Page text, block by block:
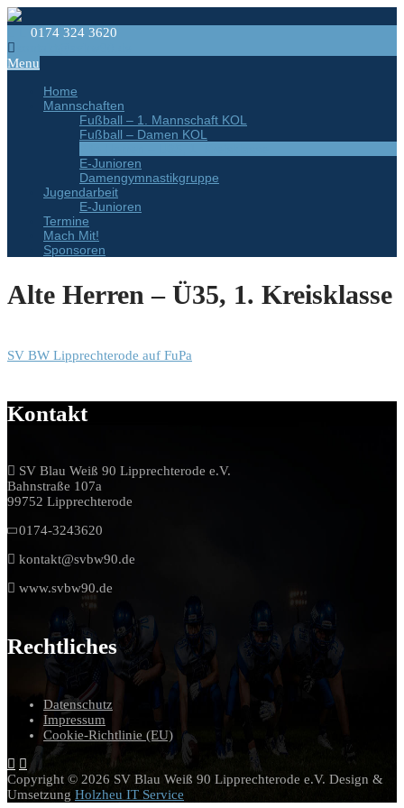
0174 324 3620
Menu
Home
Mannschaften
Fußball – 1. Mannschaft KOL
Fußball – Damen KOL
E-Junioren
Damengymnastikgruppe
Jugendarbeit
E-Junioren
Termine
Mach Mit!
Sponsoren
Alte Herren – Ü35, 1. Kreisklasse
SV BW Lipprechterode auf FuPa
Kontakt
SV Blau Weiß 90 Lipprechterode e.V.
Bahnstraße 107a
99752 Lipprechterode
0174-3243620
kontakt@svbw90.de
www.svbw90.de
Rechtliches
Datenschutz
Impressum
Cookie-Richtlinie (EU)
Copyright © 2026 SV Blau Weiß 90 Lipprechterode e.V. Design &
Umsetzung Holzheu IT Service